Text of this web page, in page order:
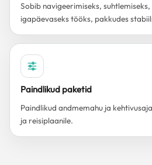
Sobib navigeerimiseks,
igapäevaseks tööks, pakkudes
Paindlikud paketid
Paindlikud andmemahu ja
ja reisiplaanile.